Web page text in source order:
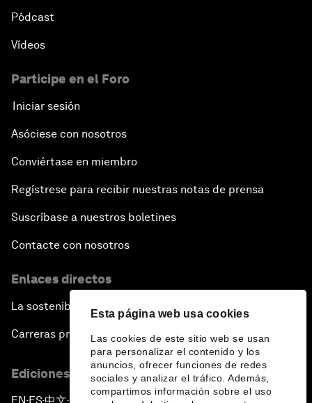
Esta página web usa cookies
Las cookies de este sitio web se usan
para personalizar el contenido y los
anuncios, ofrecer funciones de redes
sociales y analizar el tráfico. Además,
compartimos información sobre el uso
Pódcast
Vídeos
Participe en el Foro
Iniciar sesión
Asóciese con nosotros
Conviértase en miembro
Regístrese para recibir nuestras notas de prensa
Suscríbase a nuestros boletines
Contacte con nosotros
Enlaces directos
La sostenibilidad en el Foro
Carreras profesionales
Ediciones en otros idiomas
▪ ▪ ▪